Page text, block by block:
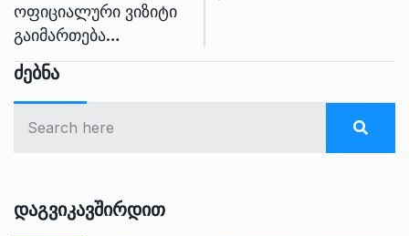
ოფიციალური ვიზიტი
გაიმართება…
Ძებნა
Დაგვიკავშირდით